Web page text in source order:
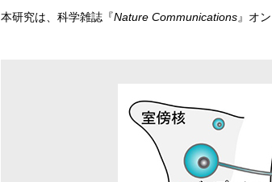
本研究は、科学雑誌『Nature Communications』オ